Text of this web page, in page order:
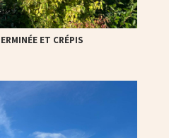
ET CRÉPIS